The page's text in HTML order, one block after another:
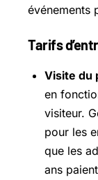
événements
Tarifs
Visite du
en
visiteur.
pour les
que les
ans